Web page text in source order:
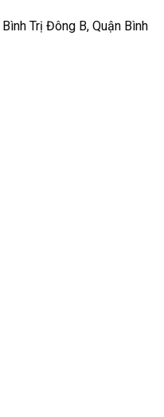
Trị Đông B, Quận Bình